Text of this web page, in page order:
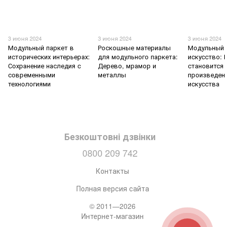
3 июня 2024
Модульный паркет в
исторических интерьерах:
Сохранение наследия с
современными
технологиями
3 июня 2024
Роскошные материалы
для модульного паркета:
Дерево, мрамор и
металлы
3 июня 2024
Модульный
становится
искусства
Безкоштовні дзвінки
0800 209 742
Контакты
Полная версия сайта
© 2011—2026
Интернет-магазин